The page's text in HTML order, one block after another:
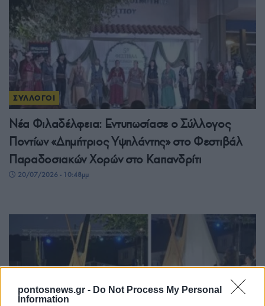
pontosnews.gr - Do Not Process My Personal
Information
ΣΥΛΛΟΓΟΙ
Νέα Φιλαδέλφεια: Εντυπωσίασε ο Σύλλογος
Ποντίων «Δημήτριος Υψηλάντης» στο Φεστιβάλ
Παραδοσιακών Χορών στο Καπανδρίτι
20/07/2026 - 10:48μμ